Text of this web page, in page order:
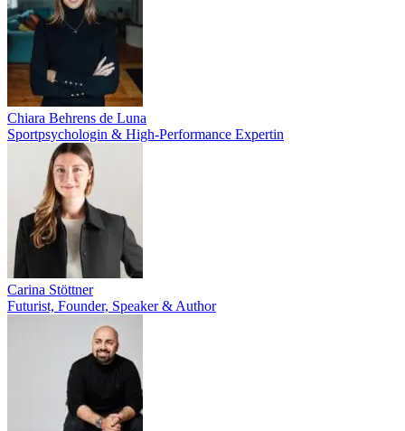
Chiara Behrens de Luna
Sportpsychologin & High-Performance Expertin
Carina Stöttner
Futurist, Founder, Speaker & Author